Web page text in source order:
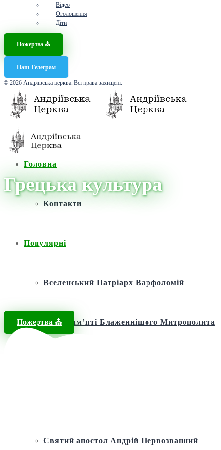
Відео
Оголошення
Діти
Пожертва ⛪️
Наш Телеграм
© 2026 Андріївська церква. Всі права захищені.
Головна
Контакти
Популярні
Вселенський Патріарх Варфоломій
Фонд пам’яті Блаженнішого Митрополита
Святий апостол Андрій Первозванний
Пожертва ⛪️
Грецька культура